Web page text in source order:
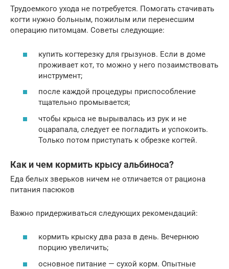
Трудоемкого ухода не потребуется. Помогать стачивать
когти нужно больным, пожилым или перенесшим
операцию питомцам. Советы следующие:
купить когтерезку для грызунов. Если в доме
проживает кот, то можно у него позаимствовать
инструмент;
после каждой процедуры приспособление
тщательно промывается;
чтобы крыса не вырывалась из рук и не
оцарапала, следует ее погладить и успокоить.
Только потом приступать к обрезке когтей.
Как и чем кормить крысу альбиноса?
Еда белых зверьков ничем не отличается от рациона
питания пасюков
Важно придерживаться следующих рекомендаций:
кормить крыску два раза в день. Вечернюю
порцию увеличить;
основное питание — сухой корм. Опытные